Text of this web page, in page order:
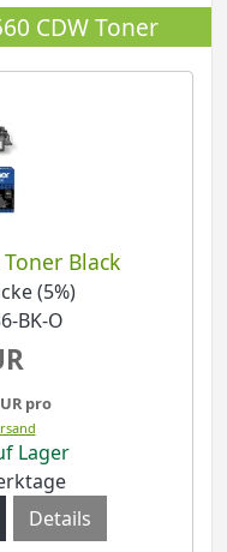
CDW Toner
Black
(5%)
BK-O
pro
Lager
Details